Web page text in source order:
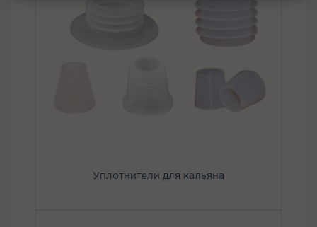
Уплотнители для кальяна